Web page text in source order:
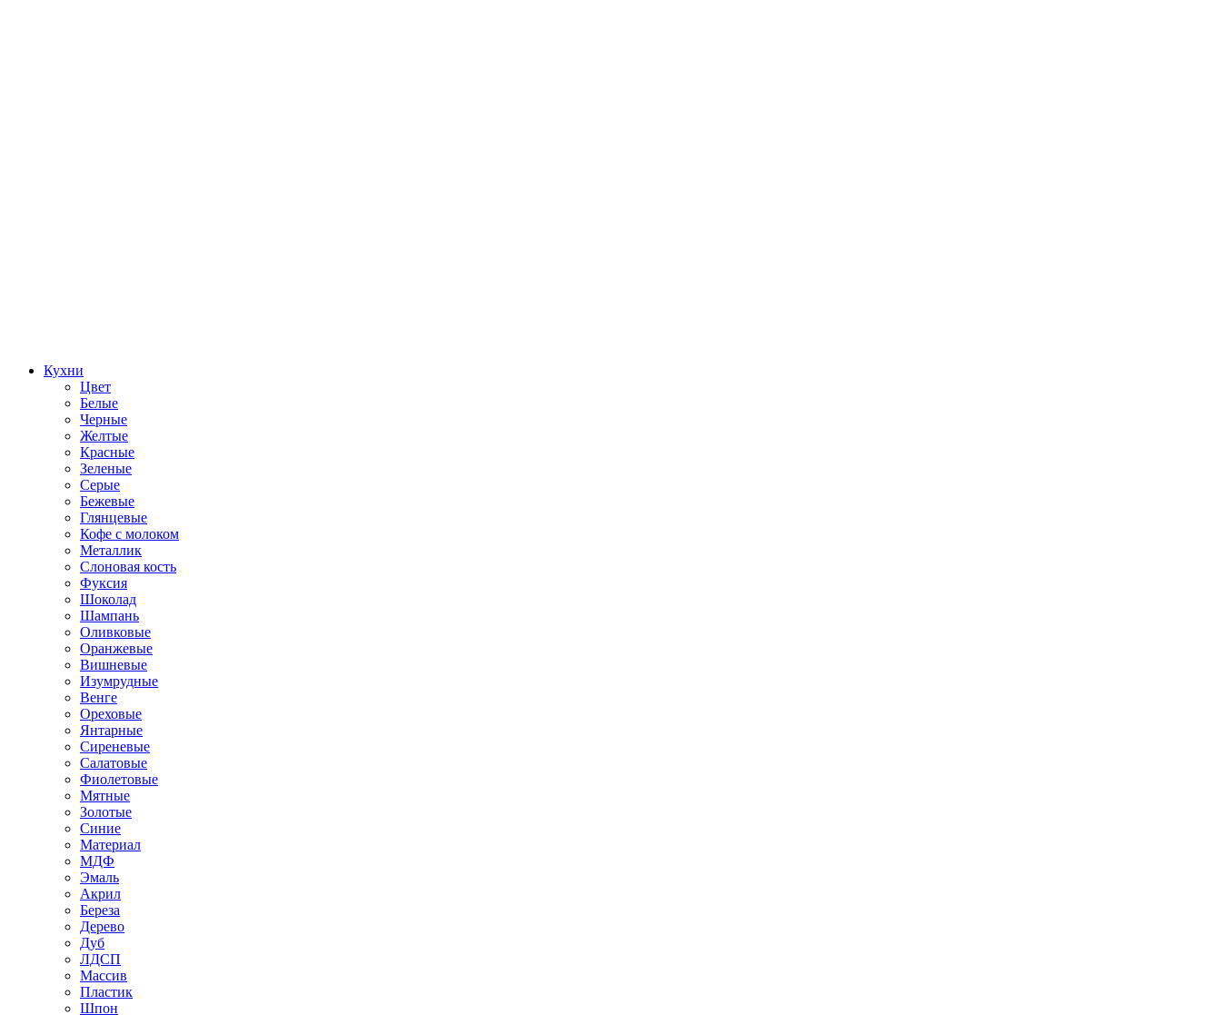
Кухни
Цвет
Белые
Черные
Желтые
Красные
Зеленые
Серые
Бежевые
Глянцевые
Кофе с молоком
Металлик
Слоновая кость
Фуксия
Шоколад
Шампань
Оливковые
Оранжевые
Вишневые
Изумрудные
Венге
Ореховые
Янтарные
Сиреневые
Салатовые
Фиолетовые
Мятные
Золотые
Синие
Материал
МДФ
Эмаль
Акрил
Береза
Дерево
Дуб
ЛДСП
Массив
Пластик
Шпон